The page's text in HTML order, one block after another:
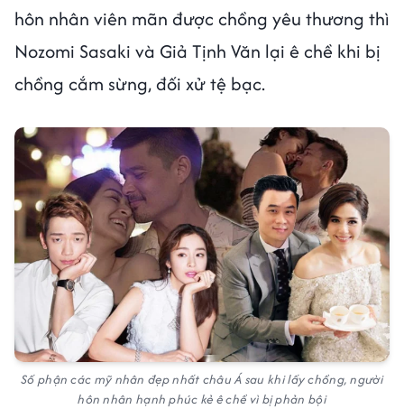
hôn nhân viên mãn được chồng yêu thương thì
Nozomi Sasaki và Giả Tịnh Văn lại ê chề khi bị
chồng cắm sừng, đối xử tệ bạc.
Số phận các mỹ nhân đẹp nhất châu Á sau khi lấy chồng, người
hôn nhân hạnh phúc kẻ ê chề vì bị phản bội